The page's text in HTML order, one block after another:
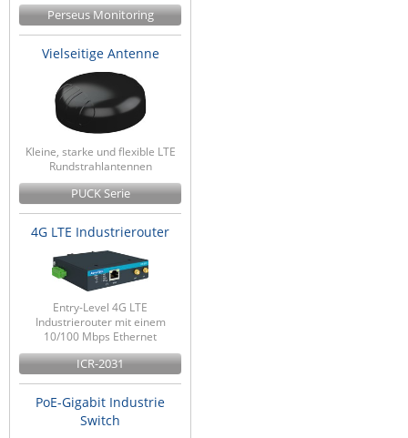
Perseus Monitoring
Vielseitige Antenne
Kleine, starke und flexible LTE
Rundstrahlantennen
PUCK Serie
4G LTE Industrierouter
Entry-Level 4G LTE
Industrierouter mit einem
10/100 Mbps Ethernet
ICR-2031
PoE-Gigabit Industrie
Switch